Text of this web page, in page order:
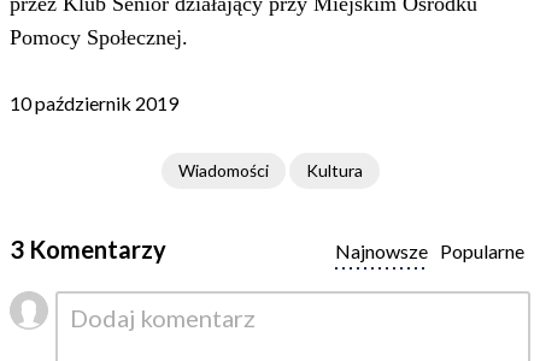
Pomocy Społecznej.
10 październik 2019
Wiadomości Kultura
3 Komentarzy Popularne
Najnowsze